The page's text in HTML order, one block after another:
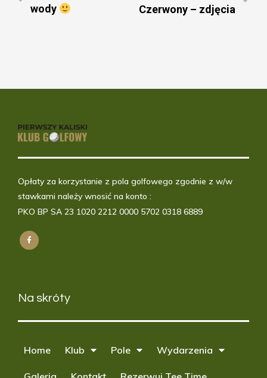
wody
Czerwony – zdjęcia
Opłaty za korzystanie z pola golfowego zgodnie z w/w
stawkami należy wnosić na konto :
PKO BP SA 23 1020 2212 0000 5702 0318 6889
Na skróty
Home Klub Pole Wydarzenia